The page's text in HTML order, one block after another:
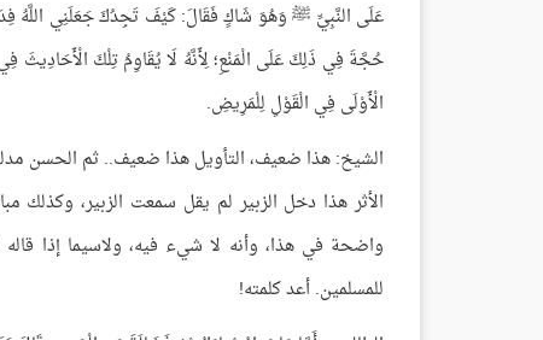
عَلَى النَّبِيِّ ﷺ وَهُوَ شَاكٍ فَقَالَ: كَيْفَ تَجِدُكَ جَعَلَنِي اللَّهُ
حُجَّةَ فِي ذَلِكَ عَلَى الْمَنْعِ؛ لِأَنَّهُ لَا يُقَاوِمُ تِلْكَ
الْأَوْلَى فِي الْقَوْلِ لِلْمَرِيضِ.
الشيخ: هذا ضعيف، التأويل هذا ضعيف.. ثم الحسن
الأثر هذا دخل الزبير لم يقل سمعت الزبير،
واضحة في هذا، وأنه لا شيء فيه، ولاسيما إذا قاله
للمسلمين. أعد كلمته!